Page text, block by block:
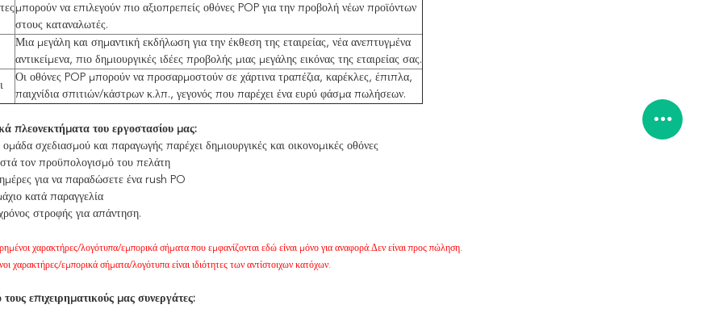
μπορούν να επιλεγούν πιο αξιοπρεπείς οθόνες POP για την προβολή νέων προϊόντων
στους καταναλωτές.
Μια μεγάλη και σημαντική εκδήλωση για την έκθεση της εταιρείας, νέα ανεπτυγμένα
αντικείμενα, πιο δημιουργικές ιδέες προβολής μιας μεγάλης εικόνας της εταιρείας σας.
Οι οθόνες POP μπορούν να προσαρμοστούν σε χάρτινα τραπέζια, καρέκλες, έπιπλα,
παιχνίδια σπιτιών/κάστρων κ.λπ., γεγονός που παρέχει ένα ευρύ φάσμα πωλήσεων.
πλεονεκτήματα του εργοστασίου μας:
σχεδιασμού και παραγωγής παρέχει δημιουργικές και οικονομικές οθόνες
τον προϋπολογισμό του πελάτη
για να παραδώσετε ένα rush PO
κατά παραγγελία
στροφής για απάντηση.
χαρακτήρες/λογότυπα/εμπορικά σήματα που εμφανίζονται εδώ είναι μόνο για αναφορά.Δεν είναι προς πώληση.
χαρακτήρες/εμπορικά σήματα/λογότυπα είναι ιδιότητες των αντίστοιχων κατόχων.
επιχειρηματικούς μας συνεργάτες: